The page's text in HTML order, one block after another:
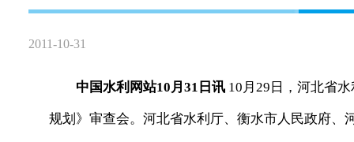
2011-10-31
中国水利网站10月31日讯 10月29日，河北省
规划》审查会。河北省水利厅、衡水市人民政府